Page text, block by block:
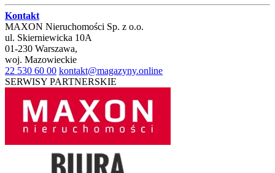
Kontakt
MAXON Nieruchomości Sp. z o.o.
ul. Skierniewicka 10A
01-230 Warszawa,
woj. Mazowieckie
22 530 60 00 kontakt@magazyny.online
SERWISY PARTNERSKIE